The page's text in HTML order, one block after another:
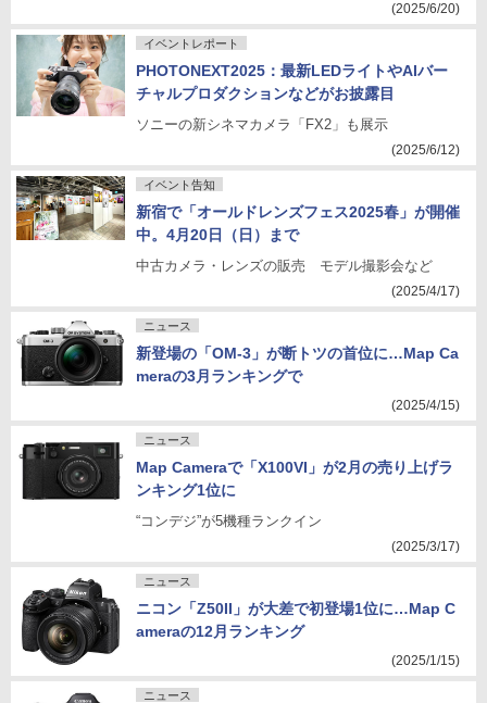
(2025/6/20)
イベントレポート
PHOTONEXT2025：最新LEDライトやAIバー
チャルプロダクションなどがお披露目
ソニーの新シネマカメラ「FX2」も展示
(2025/6/12)
イベント告知
新宿で「オールドレンズフェス2025春」が開催
中。4月20日（日）まで
中古カメラ・レンズの販売 モデル撮影会など
(2025/4/17)
ニュース
新登場の「OM-3」が断トツの首位に…Map Ca
meraの3月ランキングで
(2025/4/15)
ニュース
Map Cameraで「X100VI」が2月の売り上げラ
ンキング1位に
“コンデジ”が5機種ランクイン
(2025/3/17)
ニュース
ニコン「Z50II」が大差で初登場1位に…Map C
ameraの12月ランキング
(2025/1/15)
ニュース